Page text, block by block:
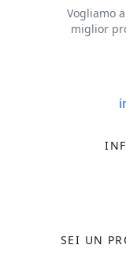
Vogliamo
miglior
SEI UN